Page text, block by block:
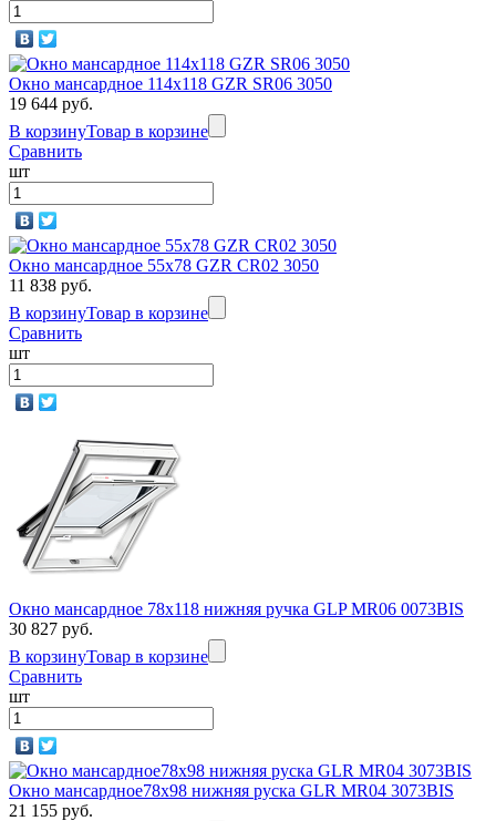
Окно мансардное 114x118 GZR SR06 3050
19 644 руб.
В корзинуТовар в корзине
Сравнить
шт
Окно мансардное 55x78 GZR CR02 3050
11 838 руб.
В корзинуТовар в корзине
Сравнить
шт
Окно мансардное 78x118 нижняя ручка GLP MR06 0073BIS
30 827 руб.
В корзинуТовар в корзине
Сравнить
шт
Окно мансардное78х98 нижняя руска GLR MR04 3073BIS
21 155 руб.